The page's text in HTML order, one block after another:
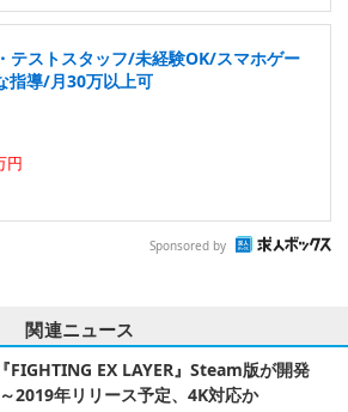
テストスタッフ/未経験OK/スマホゲー
指導/月30万以上可
円
Sponsored by
関連ニュース
FIGHTING EX LAYER』Steam版が開発
2019年リリース予定、4K対応か